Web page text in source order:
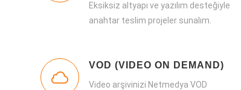
Eksiksiz altyapı ve yazılım desteğiyle
anahtar teslim projeler sunalım.
VOD (VIDEO ON DEMAND)
Video arşivinizi Netmedya VOD